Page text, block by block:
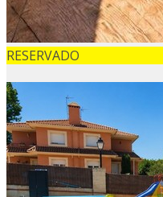
RESERVADO